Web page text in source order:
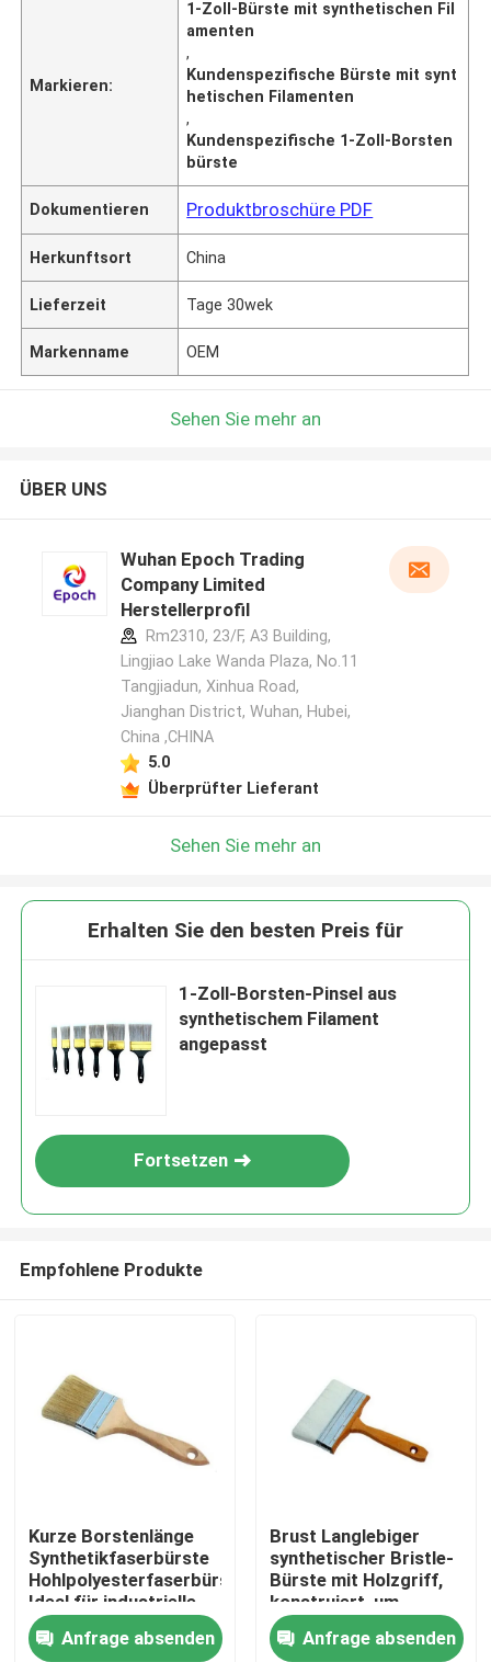
Produkte
Über uns
Markieren:
1-Zoll-Bürste mit synthetischen Fil
amenten
,
Kundenspezifische Bürste mit synt
hetischen Filamenten
,
Kundenspezifische 1-Zoll-Borsten
bürste
Dokumentieren Produktbroschüre PDF
Herkunftsort China
Lieferzeit Tage 30wek
Markenname OEM
Sehen Sie mehr an
ÜBER UNS
Wuhan Epoch Trading
Company Limited
Herstellerprofil
Rm2310, 23/F, A3 Building,
Lingjiao Lake Wanda Plaza, No.11
Tangjiadun, Xinhua Road,
Jianghan District, Wuhan, Hubei,
China ,CHINA
5.0
Überprüfter Lieferant
Sehen Sie mehr an
Erhalten Sie den besten Preis für
1-Zoll-Borsten-Pinsel aus
synthetischem Filament
angepasst
Fortsetzen
Empfohlene Produkte
Kurze Borstenlänge
Synthetikfaserbürste
Hohlpolyesterfaserbürste
Ideal für industrielle
Reinigungsanwendungen
Anfrage absenden
Brust Langlebiger
synthetischer Bristle-
Bürste mit Holzgriff,
konstruiert, um
strengen Reinigungs-
und Anfrage absenden